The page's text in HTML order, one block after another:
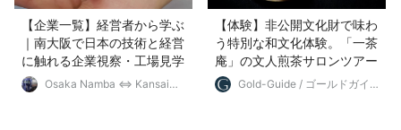
【企業一覧】経営者から学ぶ
｜南大阪で日本の技術と経営
に触れる企業視察・工場見学
Osaka Namba ⇔ Kansai
【体験】非公開文化財で味わ
う特別な和文化体験。「一茶
庵」の文人煎茶サロンツアー
Gold-Guide / ゴールドガイ